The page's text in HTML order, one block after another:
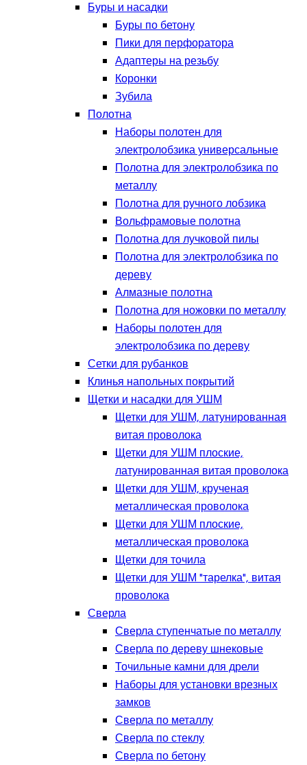
Буры и насадки
Буры по бетону
Пики для перфоратора
Адаптеры на резьбу
Коронки
Зубила
Полотна
Наборы полотен для
электролобзика универсальные
Полотна для электролобзика по
металлу
Полотна для ручного лобзика
Вольфрамовые полотна
Полотна для лучковой пилы
Полотна для электролобзика по
дереву
Алмазные полотна
Полотна для ножовки по металлу
Наборы полотен для
электролобзика по дереву
Сетки для рубанков
Клинья напольных покрытий
Щетки и насадки для УШМ
Щетки для УШМ, латунированная
витая проволока
Щетки для УШМ плоские,
латунированная витая проволока
Щетки для УШМ, крученая
металлическая проволока
Щетки для УШМ плоские,
металлическая проволока
Щетки для точила
Щетки для УШМ "тарелка", витая
проволока
Сверла
Сверла ступенчатые по металлу
Сверла по дереву шнековые
Точильные камни для дрели
Наборы для установки врезных
замков
Сверла по металлу
Сверла по стеклу
Сверла по бетону